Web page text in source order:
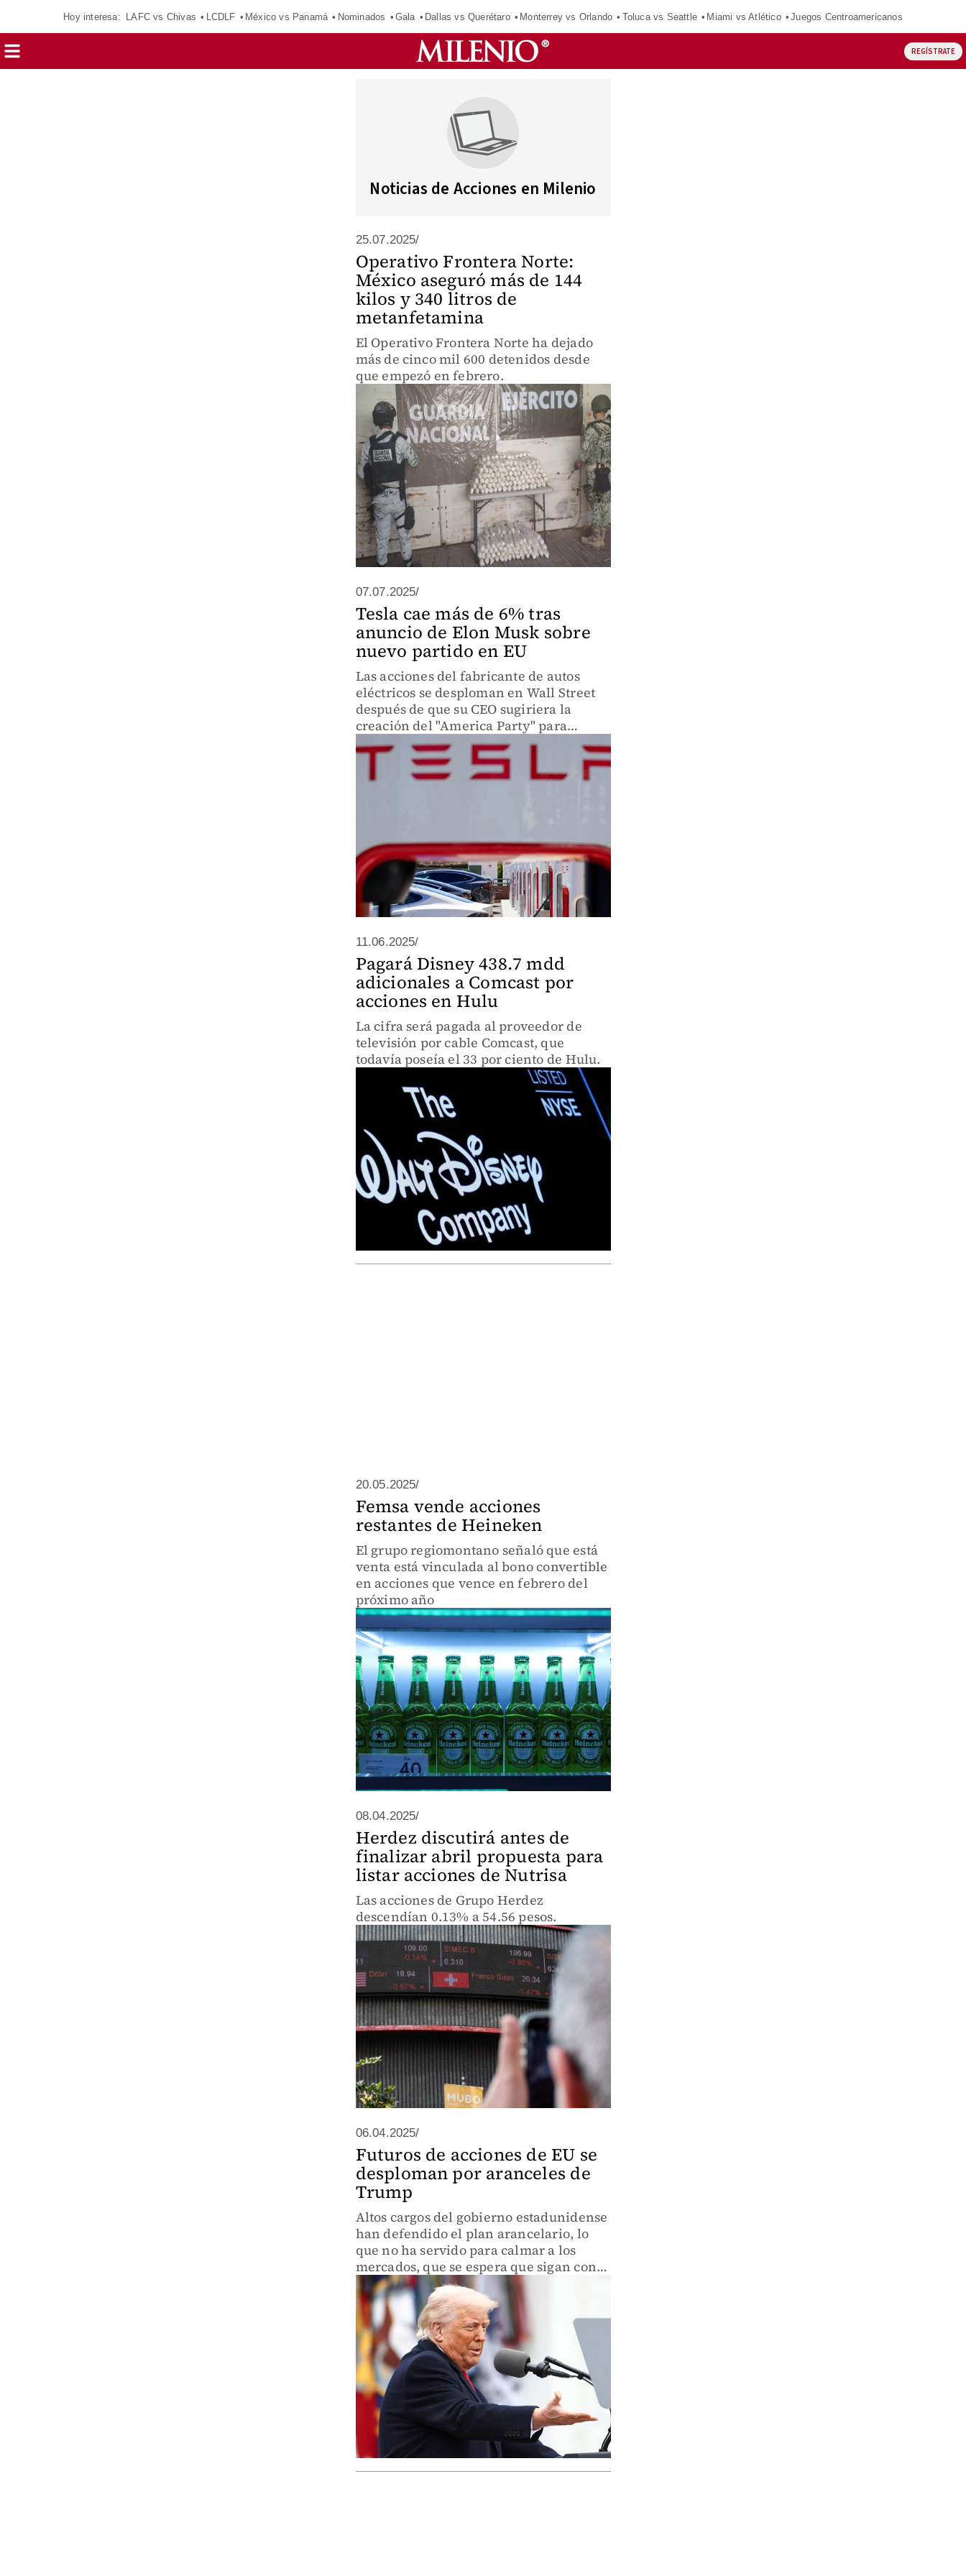
Hoy interesa: LAFC vs Chivas LCDLF México vs Panamá Nominados Gala Dallas vs Querétaro Monterrey vs Orlando Toluca vs Seattle Miami vs Atlético Juegos Centroamericanos
REGÍSTRATE
Noticias de Acciones en Milenio
25.07.2025/
Operativo Frontera Norte:
México aseguró más de 144
kilos y 340 litros de
metanfetamina
El Operativo Frontera Norte ha dejado
más de cinco mil 600 detenidos desde
que empezó en febrero.
07.07.2025/
Tesla cae más de 6% tras
anuncio de Elon Musk sobre
nuevo partido en EU
Las acciones del fabricante de autos
eléctricos se desploman en Wall Street
después de que su CEO sugiriera la
creación del "America Party" para
"devolver la libertad" a Estados Unidos.
11.06.2025/
Pagará Disney 438.7 mdd
adicionales a Comcast por
acciones en Hulu
La cifra será pagada al proveedor de
televisión por cable Comcast, que
todavía poseía el 33 por ciento de Hulu.
20.05.2025/
Femsa vende acciones
restantes de Heineken
El grupo regiomontano señaló que está
venta está vinculada al bono convertible
en acciones que vence en febrero del
próximo año
08.04.2025/
Herdez discutirá antes de
finalizar abril propuesta para
listar acciones de Nutrisa
Las acciones de Grupo Herdez
descendían 0.13% a 54.56 pesos.
06.04.2025/
Futuros de acciones de EU se
desploman por aranceles de
Trump
Altos cargos del gobierno estadunidense
han defendido el plan arancelario, lo
que no ha servido para calmar a los
mercados, que se espera que sigan con
caídas.